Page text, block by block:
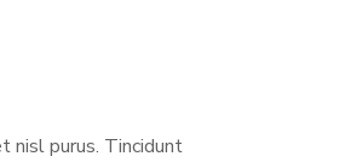
nisl purus. Tincidunt